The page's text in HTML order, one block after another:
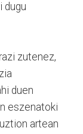
dugu
zutenez,
duen
eszenatoki
artean